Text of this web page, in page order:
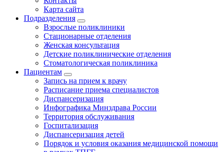
Карта сайта
Подразделения
Взрослые поликлиники
Стационарные отделения
Женская консультация
Детские поликлинические отделения
Стоматологическая поликлиника
Пациентам
Запись на прием к врачу
Расписание приема специалистов
Диспансеризация
Инфографика Минздрава России
Территория обслуживания
Госпитализация
Диспансеризация детей
Порядок и условия оказания медицинской помощи